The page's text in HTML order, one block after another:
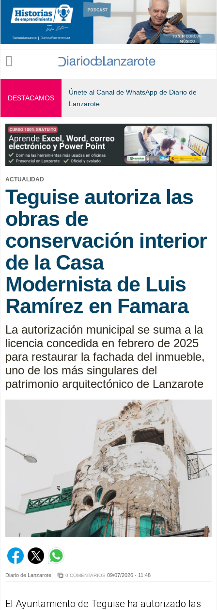
Jump to navigation
DESTACAMOS
Únete al Canal de WhatsApp de Diario de
Lanzarote
ACTUALIDAD
Teguise autoriza las
obras de
conservación interior
de la Casa
Modernista de Luis
Ramírez en Famara
La autorización municipal se suma a la
licencia concedida en febrero de 2025
para restaurar la fachada del inmueble,
uno de los más singulares del
patrimonio arquitectónico de Lanzarote
Diario de Lanzarote 0 COMENTARIOS 09/07/2026 - 11:48
El Ayuntamiento de Teguise ha autorizado las